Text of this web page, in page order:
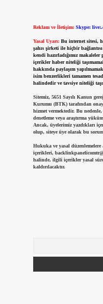
Reklam ve İletişim: Skype:
Yasal Uyarı: Bu internet sitesi,
şahıs şirketi ile hiçbir
kendi hazırladığımız
içerikler haber niteliği
hakkında paylaşım
isim benzerlikleri tamamen
halindedir ve tavsiye niteliği
Sitemiz, 5651 Sayılı Kanun
Kurumu (BTK) tarafından
hizmet vermektedir. Bu
denetleme veya araştırma
Ancak, üyelerimiz yazdıkları
olup, siteye üye olarak bu
Hukuka ve yasal
içerikleri,
halinde, ilgili içerikler yasal
kaldırılacaktır.